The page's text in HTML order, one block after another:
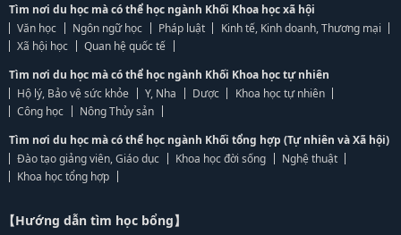
Tìm nơi du học mà có thể học ngành Khối Khoa học xã hội
Văn học
Ngôn ngữ học Pháp luật
Kinh tế, Kinh doanh, Thương mại
Xã hội học
Quan hệ quốc tế
Tìm nơi du học mà có thể học ngành Khối Khoa học tự nhiên
Hộ lý, Bảo vệ sức khỏe
Y, Nha Dược
Khoa học tự nhiên
Công học
Nông Thủy sản
Tìm nơi du học mà có thể học ngành Khối tổng hợp (Tự nhiên và Xã hội)
Đào tạo giảng viên, Giáo dục
Khoa học đời sống
Nghệ thuật
Khoa học tổng hợp
【Hướng dẫn tìm học bổng】